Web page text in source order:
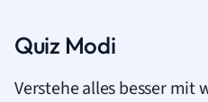
Quiz Modi
Verstehe alles besser mit